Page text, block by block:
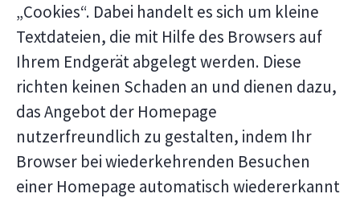
„Cookies“. Dabei handelt es sich um kleine
Textdateien, die mit Hilfe des Browsers auf
Ihrem Endgerät abgelegt werden. Diese
richten keinen Schaden an und dienen dazu,
das Angebot der Homepage
nutzerfreundlich zu gestalten, indem Ihr
Browser bei wiederkehrenden Besuchen
einer Homepage automatisch wiedererkannt